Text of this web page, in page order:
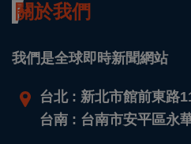
關於我們
我們是全球即時新聞網站
台北 : 新北市館前東路
台南 : 台南市安平區永